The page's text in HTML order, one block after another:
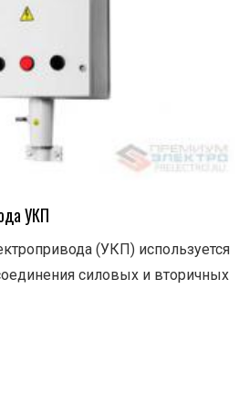
УКП
(УКП) используется
силовых и вторичных